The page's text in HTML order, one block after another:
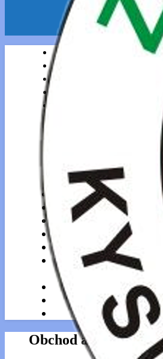
Obchod a peniaze